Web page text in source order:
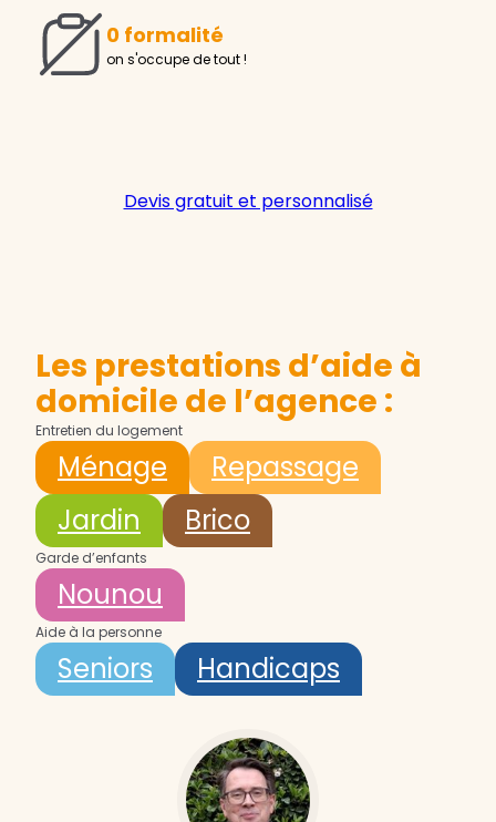
0 formalité
on s'occupe de tout !
Devis gratuit et personnalisé
Les prestations d’aide à
domicile de l’agence :
Entretien du logement
Ménage
Repassage
Jardin
Brico
Garde d’enfants
Nounou
Aide à la personne
Seniors Handicaps